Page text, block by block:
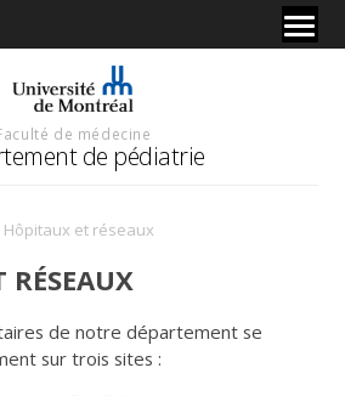
de médecine
de pédiatrie
Hôpitaux et réseaux
de notre département se
sur trois sites :